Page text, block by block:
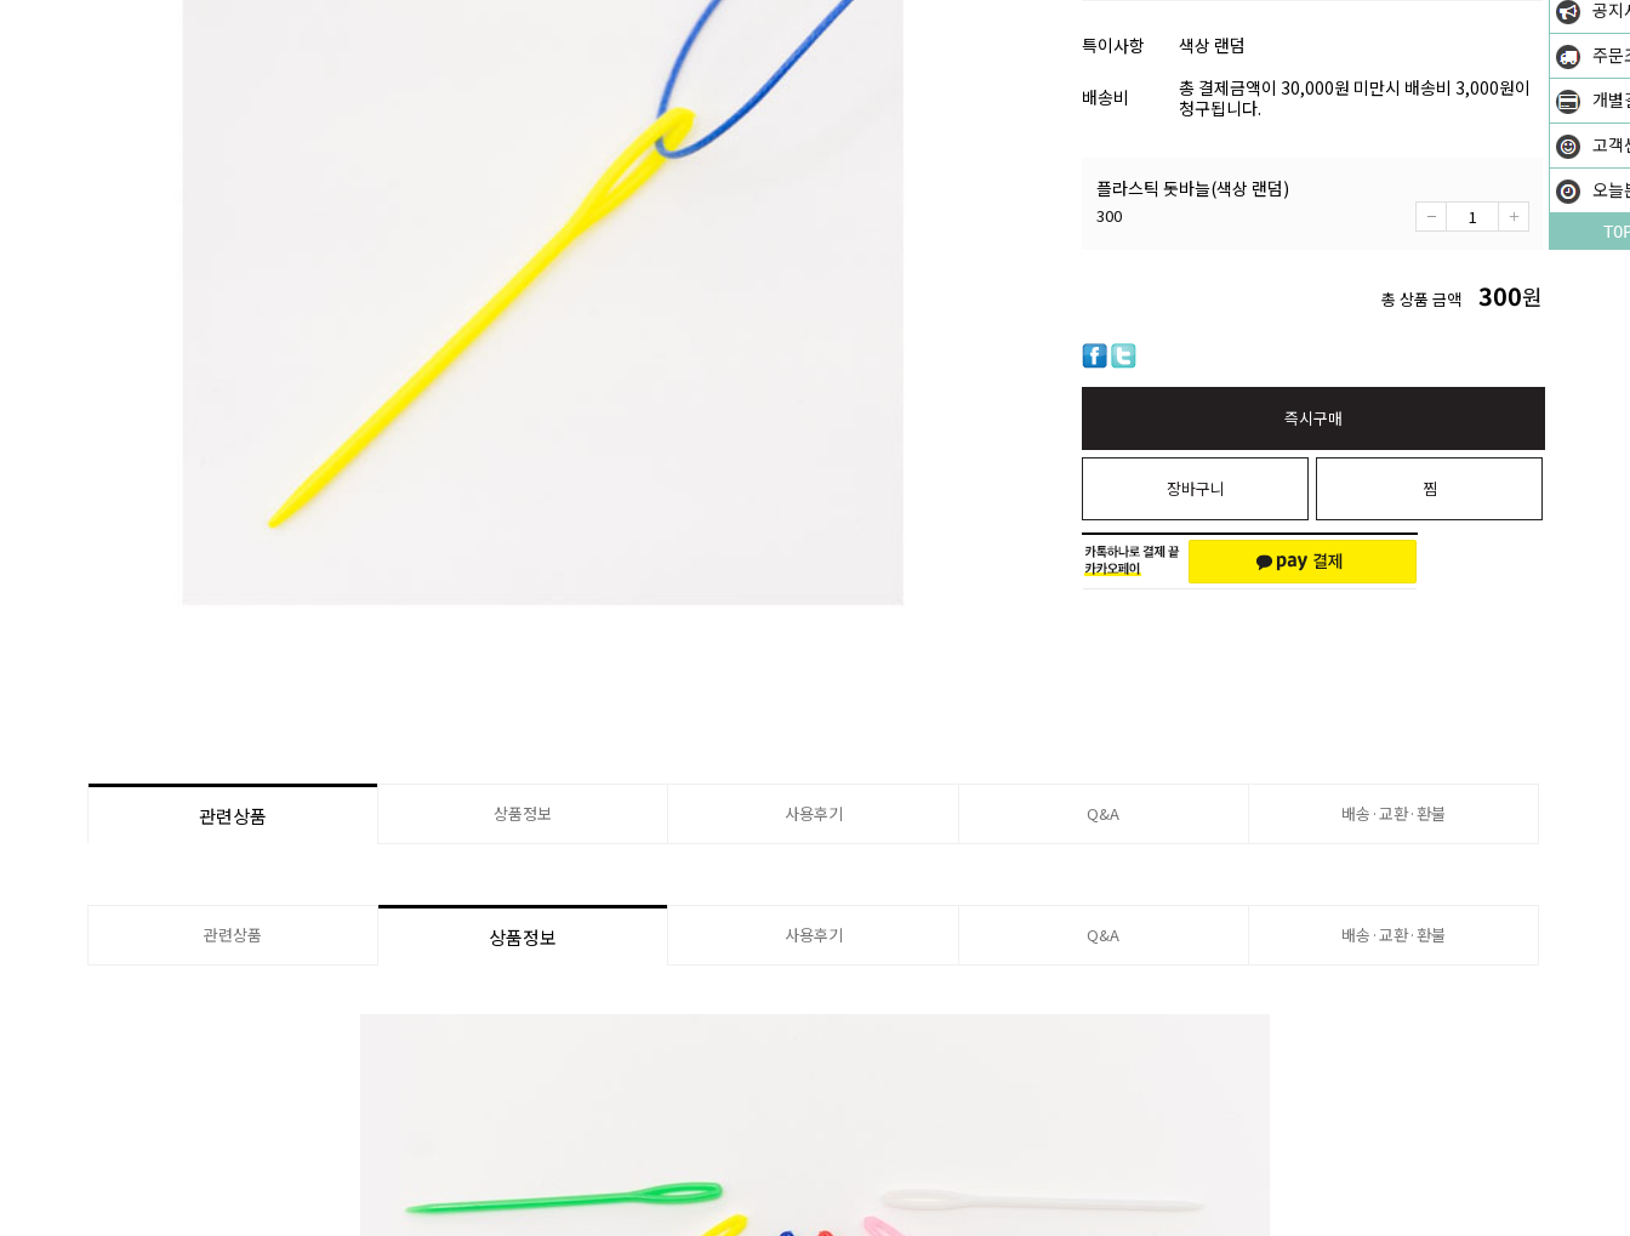
공지
주문
개별
고객
오늘
특이사항 색상 랜덤
배송비
총 결제금액이 30,000원 미만시 배송비 3,000원이
청구됩니다.
플라스틱 돗바늘(색상 랜덤)
300
총 상품 금액 300원
즉시구매
장바구니 찜
관련상품 상품정보 사용후기 Q&A 배송·교환·환불
관련상품 상품정보 사용후기 Q&A 배송·교환·환불